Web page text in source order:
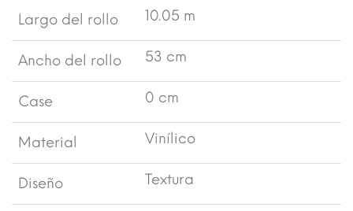
Largo del rollo 10.05 m
Ancho del rollo 53 cm
Case 0 cm
Material Vinílico
Diseño Textura